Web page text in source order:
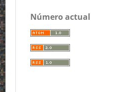
Número actual